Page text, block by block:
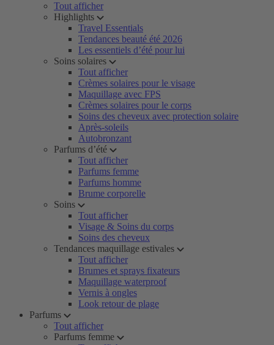
Tout afficher
Highlights
Travel Essentials
Tendances beauté été 2026
Les essentiels d’été pour lui
Soins solaires
Tout afficher
Crèmes solaires pour le visage
Maquillage avec FPS
Crèmes solaires pour le corps
Soins des cheveux avec protection solaire
Après-soleils
Autobronzant
Parfums d’été
Tout afficher
Parfums femme
Parfums homme
Brume corporelle
Soins
Tout afficher
Visage & Soins du corps
Soins des cheveux
Tendances maquillage estivales
Tout afficher
Brumes et sprays fixateurs
Maquillage waterproof
Vernis à ongles
Look retour de plage
Parfums
Tout afficher
Parfums femme